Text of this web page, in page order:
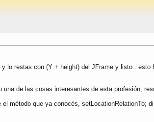
lo restas con (Y + height) del JFrame y listo..
de las cosas interesantes de esta profesión,
método que ya conocés,